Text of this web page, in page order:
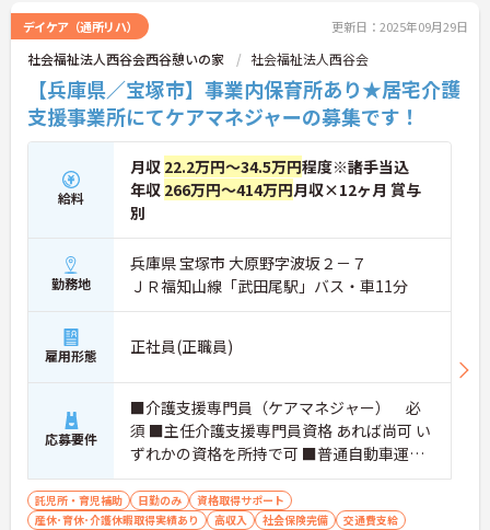
デイケア（通所リハ） 更新日：2025年09月29日
社会福祉法人西谷会西谷憩いの家 社会福祉法人西谷会
【兵庫県／宝塚市】事業内保育所あり★居宅介護
支援事業所にてケアマネジャーの募集です！
給料
月収 22.2万円～34.5万円程度※諸手当込
年収 266万円～414万円月収×12ヶ月 賞与
別
勤務地
兵庫県 宝塚市 大原野字波坂２－７
ＪＲ福知山線「武田尾駅」バス・車11分
雇用形態 正社員(正職員)
応募要件
■介護支援専門員（ケアマネジャー） 必
須 ■主任介護支援専門員資格 あれば尚可 い
ずれかの資格を所持で可 ■普通自動車運転
免許 必須（ＡＴ限定可） ■あれば尚可
居宅ケアマネジャーの経験者優遇
託児所・育児補助 日勤のみ
資格取得サポート
産休･育休･介護休暇取得実績あり
高収入 社会保険完備 交通費支給